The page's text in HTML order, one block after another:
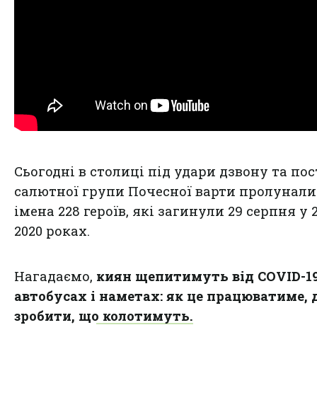
Сьогодні в столиці під удари дзвону та
салютної групи Почесної варти пролунали
імена 228 героїв, які загинули 29 серпня у
2020 роках.
Нагадаємо, киян щепитимуть від COVID-
автобусах і наметах: як це працюватиме,
зробити, що колотимуть.